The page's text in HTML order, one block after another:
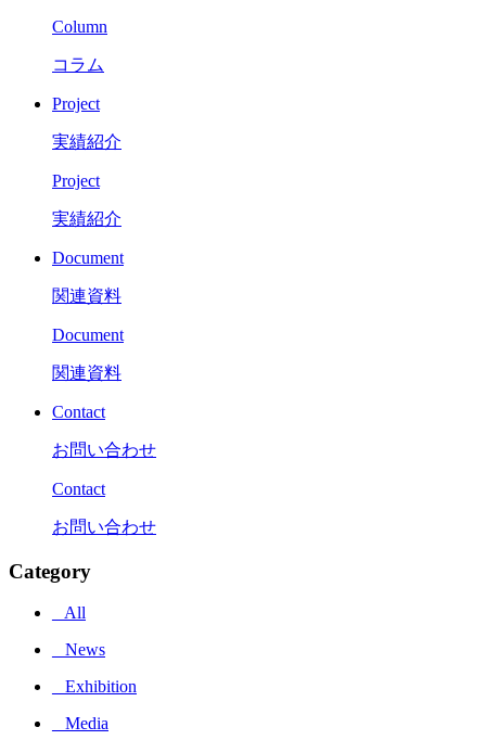
Column
コラム
Project
実績紹介
Project
実績紹介
Document
関連資料
Document
関連資料
Contact
お問い合わせ
Contact
お問い合わせ
Category
_ All
_ News
_ Exhibition
_ Media